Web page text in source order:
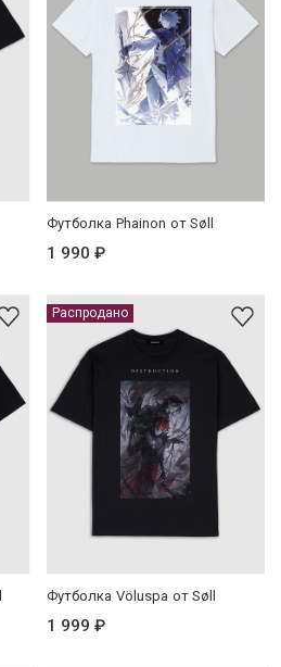
Футболка Phainon от Søll
1 990 ₽
Распродано
Футболка Völuspa от Søll
1 999 ₽